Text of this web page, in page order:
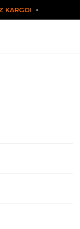
KARGO!